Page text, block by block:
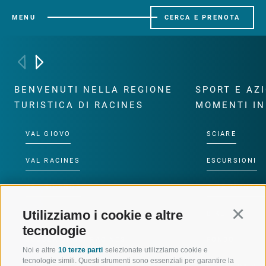
Utilizziamo i cookie e altre
tecnologie
Noi e altre 10 terze parti selezionate utilizziamo cookie e
tecnologie simili. Questi strumenti sono essenziali per garantire la
MENU CERCA E PRENOTA
BENVENUTI NELLA REGIONE
TURISTICA DI RACINES
VAL GIOVO
VAL RACINES
VAL RIDANNA
IMPIANTI DI RISALITA
SCUOLA DI SCI RACINES
SPORT E
MOMENTI
SCIARE
ESCURSIONI
ALTA